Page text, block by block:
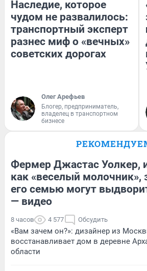
Наследие, которое
чудом не развалилось:
транспортный эксперт
разнес миф о «вечных»
советских дорогах
Олег Арефьев
Блогер, предприниматель,
владелец в транспортном
бизнесе
Фермер Джастас Уолкер,
как «веселый молочник»,
его семью могут
— видео
8 часов 4 577 Обсудить
«Вам зачем он?»: дизайнер из
восстанавливает дом в деревне
области